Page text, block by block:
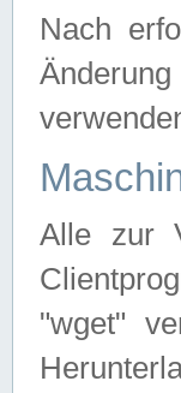
Nach
Alle zur
"wget"